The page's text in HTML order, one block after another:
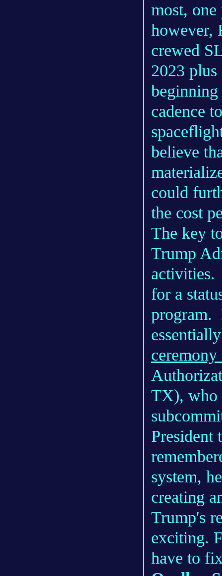
most,
however,
crewed
2023 plus
cadence
believe
could
the cost
The key
Trump
activities.
for a
program.
TX), who
President
system,
creating
Trump's
exciting.
have to